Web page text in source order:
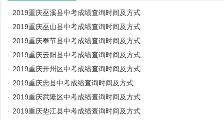
· 2019重庆巫溪县中考成绩查询时间及方式
· 2019重庆巫山县中考成绩查询时间及方式
· 2019重庆奉节县中考成绩查询时间及方式
· 2019重庆云阳县中考成绩查询时间及方式
· 2019重庆开州区中考成绩查询时间及方式
· 2019重庆忠县中考成绩查询时间及方式
· 2019重庆武隆区中考成绩查询时间及方式
· 2019重庆垫江县中考成绩查询时间及方式